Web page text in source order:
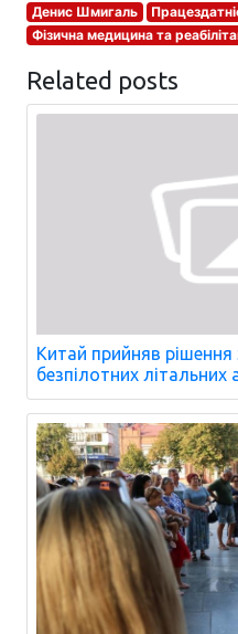
Денис Шмигаль
Фізична медицина та
Related posts
Китай прийняв
безпілотних літальних